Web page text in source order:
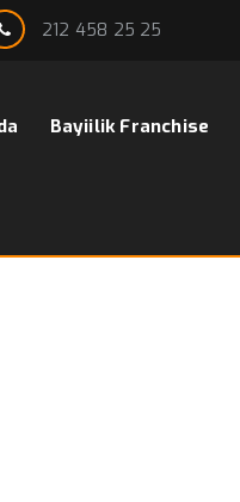
212 458 25 25
Bayiilik Franchise